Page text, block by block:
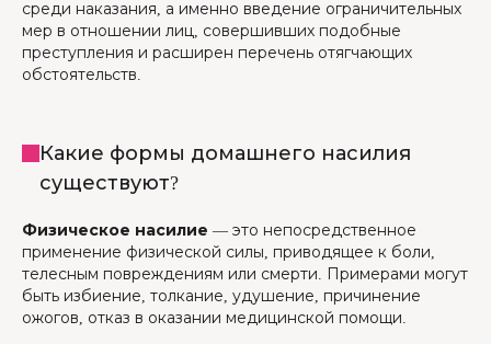
среди наказания, а именно введение ограничительных
мер в отношении лиц, совершивших подобные
преступления и расширен перечень отягчающих
обстоятельств.
Какие формы домашнего насилия
существуют?
Физическое насилие — это непосредственное
применение физической силы, приводящее к боли,
телесным повреждениям или смерти. Примерами могут
быть избиение, толкание, удушение, причинение
ожогов, отказ в оказании медицинской помощи.